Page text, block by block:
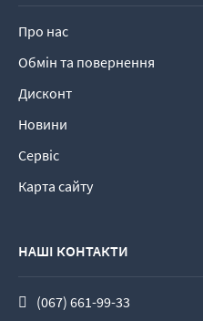
Про нас
Обмін та повернення
Дисконт
Новини
Сервіс
Карта сайту
НАШІ КОНТАКТИ
(067) 661-99-33